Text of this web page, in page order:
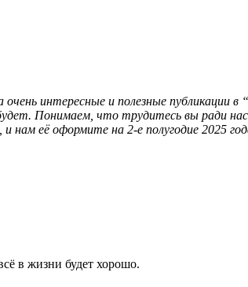
очень интересные и полезные
Понимаем, что трудитесь вы ради нас,
нам её оформите на 2-е полугодие 2025
в жизни будет хорошо.